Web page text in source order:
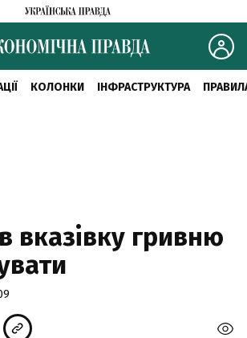
КОЛОНКИ ІНФРАСТРУКТУРА
вказівку гривню